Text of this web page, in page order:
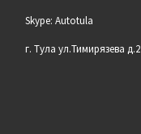
Skype: Autotula
г. Тула ул.Тимирязева д.2